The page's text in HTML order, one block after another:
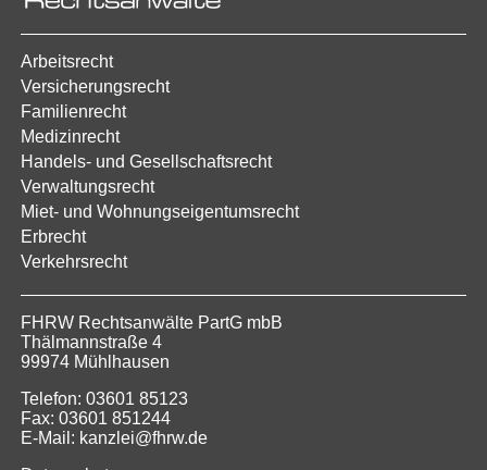
Arbeitsrecht
Versicherungsrecht
Familienrecht
Medizinrecht
Handels- und Gesellschaftsrecht
Verwaltungsrecht
Miet- und Wohnungseigentumsrecht
Erbrecht
Verkehrsrecht
FHRW Rechtsanwälte PartG mbB
Thälmannstraße 4
99974 Mühlhausen
Telefon: 03601 85123
Fax: 03601 851244
E-Mail: kanzlei@fhrw.de